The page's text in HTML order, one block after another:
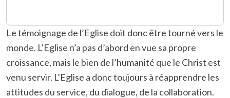
Le témoignage de l’Eglise doit donc être tourné vers le
monde. L’Eglise n’a pas d’abord en vue sa propre
croissance, mais le bien de l’humanité que le Christ est
venu servir. L’Eglise a donc toujours à réapprendre les
attitudes du service, du dialogue, de la collaboration.